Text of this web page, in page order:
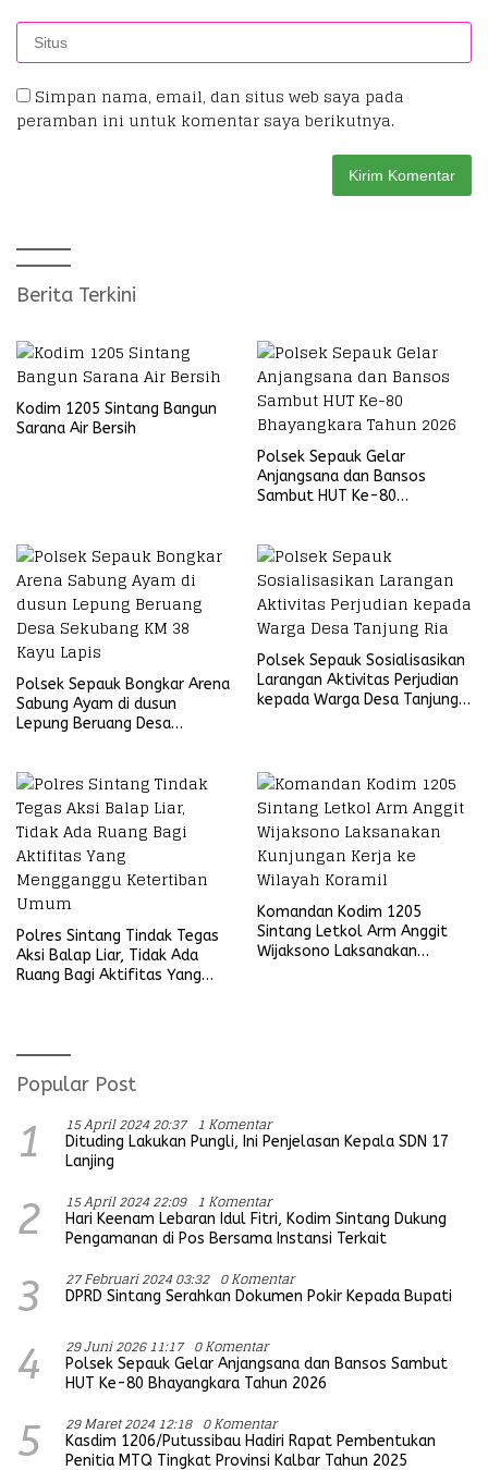
Simpan nama, email, dan situs web saya pada
peramban ini untuk komentar saya berikutnya.
Berita Terkini
Kodim 1205 Sintang Bangun
Sarana Air Bersih
Polsek Sepauk Gelar
Anjangsana dan Bansos
Sambut HUT Ke-80
Polsek Sepauk Bongkar Arena
Sabung Ayam di dusun
Lepung Beruang Desa
Polsek Sepauk Sosialisasikan
Larangan Aktivitas Perjudian
kepada Warga Desa Tanjung
Polres Sintang Tindak Tegas
Aksi Balap Liar, Tidak Ada
Ruang Bagi Aktifitas Yang
Komandan Kodim 1205
Sintang Letkol Arm Anggit
Wijaksono Laksanakan
Popular Post
1 15 April 2024 20:37 1 Komentar
Dituding Lakukan Pungli, Ini Penjelasan Kepala SDN 17
Lanjing
2 15 April 2024 22:09 1 Komentar
Hari Keenam Lebaran Idul Fitri, Kodim Sintang Dukung
Pengamanan di Pos Bersama Instansi Terkait
3 27 Februari 2024 03:32 0 Komentar
DPRD Sintang Serahkan Dokumen Pokir Kepada Bupati
4 29 Juni 2026 11:17 0 Komentar
Polsek Sepauk Gelar Anjangsana dan Bansos Sambut
HUT Ke-80 Bhayangkara Tahun 2026
5 29 Maret 2024 12:18 0 Komentar
Kasdim 1206/Putussibau Hadiri Rapat Pembentukan
Penitia MTQ Tingkat Provinsi Kalbar Tahun 2025